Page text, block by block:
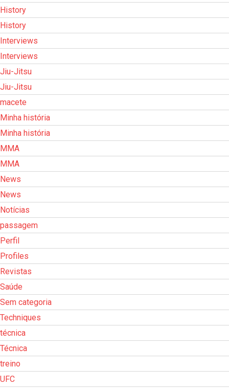
History
History
Interviews
Interviews
Jiu-Jitsu
Jiu-Jitsu
macete
Minha história
Minha história
MMA
MMA
News
News
Notícias
passagem
Perfil
Profiles
Revistas
Saúde
Sem categoria
Techniques
técnica
Técnica
treino
UFC